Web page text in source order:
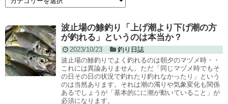
波止場の鯵釣り「上げ潮より下げ潮の方
が釣れる」というのは本当か？
2023/10/23
釣り日誌
波止場の鯵釣りでよく釣れるのは朝夕のマヅメ時・・
これには異論ありません。ただ「同じマヅメ時でもそ
の日その日の状況で釣れたり釣れなかったり」という
のは当然あります。それは潮の濁りや気象変化も関係
あるでしょうが「基本的にに潮が動いていること」が
必須になります。